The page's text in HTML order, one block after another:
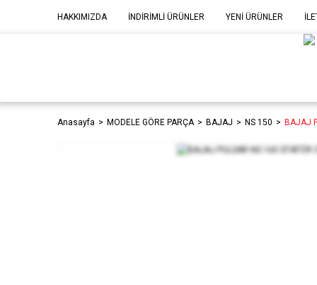
HAKKIMIZDA İNDİRİMLİ ÜRÜNLER YENİ ÜRÜNLER
Anasayfa MODELE GÖRE PARÇA BAJAJ NS 150 BAJAJ